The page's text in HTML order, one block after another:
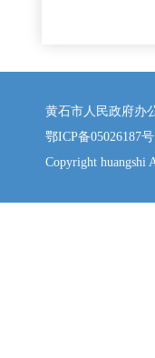
黄石市人民政府
鄂ICP备05026187号
Copyright huangshi